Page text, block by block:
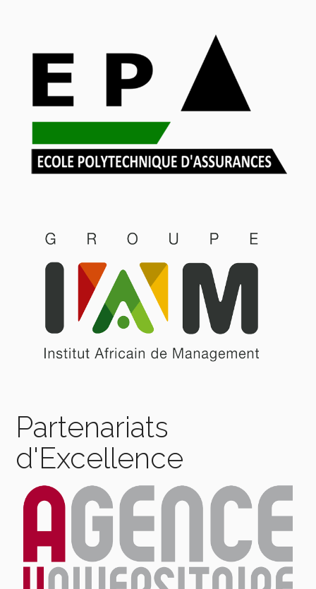
Partenariats
d'Excellence